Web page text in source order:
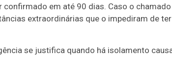
em até 90 dias. Caso o
extraordinárias que o impediram de
se justifica quando há isolamento